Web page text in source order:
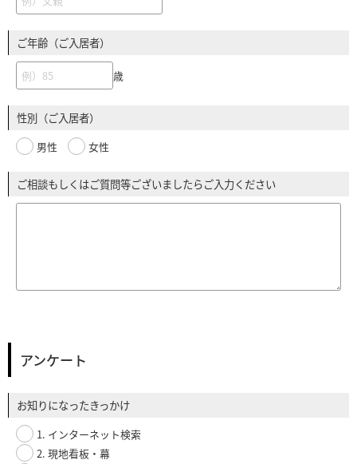
ご年齢（ご入居者）
歳
性別（ご入居者）
男性 女性
ご相談もしくはご質問等ございましたらご入力ください
アンケート
お知りになったきっかけ
1. インターネット検索
2. 現地看板・幕